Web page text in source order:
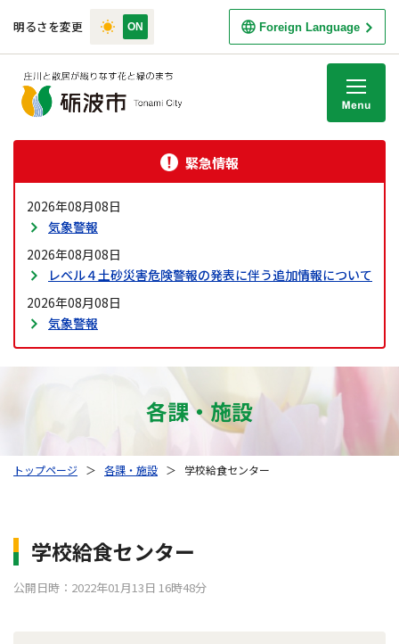
明るさを変更 Foreign Language
緊急情報
2026年08月08日
気象警報
2026年08月08日
レベル４土砂災害危険警報の発表に伴う追加情報について
2026年08月08日
気象警報
各課・施設
トップページ ＞ 各課・施設 ＞ 学校給食センター
学校給食センター
公開日時：2022年01月13日 16時48分